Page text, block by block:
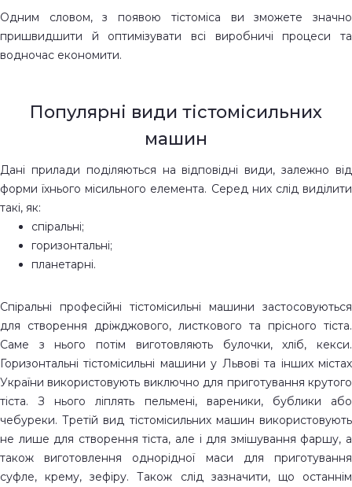
Одним словом, з появою тістоміса ви зможете значно
пришвидшити й оптимізувати всі виробничі процеси та
водночас економити.
Популярні види тістомісильних
машин
Дані прилади поділяються на відповідні види, залежно від
форми їхнього місильного елемента. Серед них слід виділити
такі, як:
спіральні;
горизонтальні;
планетарні.
Спіральні професійні тістомісильні машини застосовуються
для створення дріжджового, листкового та прісного тіста.
Саме з нього потім виготовляють булочки, хліб, кекси.
Горизонтальні тістомісильні машини у Львові та інших містах
України використовують виключно для приготування крутого
тіста. З нього ліплять пельмені, вареники, бублики або
чебуреки. Третій вид тістомісильних машин використовують
не лише для створення тіста, але і для змішування фаршу, а
також виготовлення однорідної маси для приготування
суфле, крему, зефіру. Також слід зазначити, що останнім